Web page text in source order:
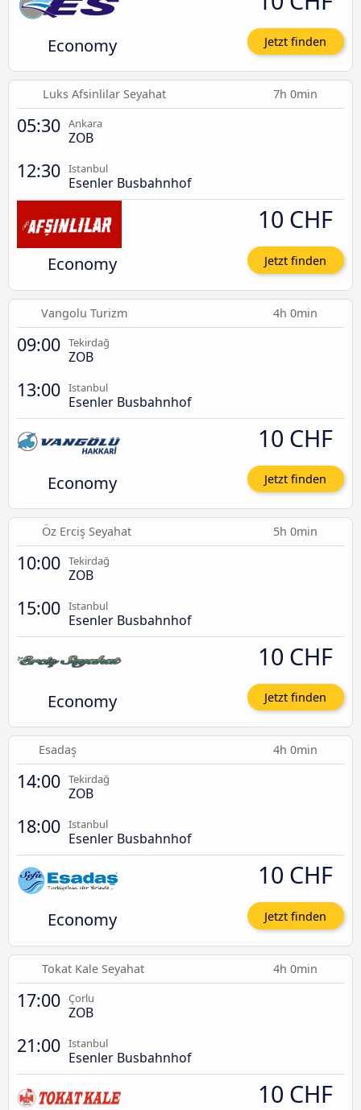
Economy Jetzt finden
Luks Afsinlilar Seyahat 7h 0min
05:30 Ankara
ZOB
12:30 Istanbul
Esenler Busbahnhof
Economy
10 CHF
Jetzt finden
Vangolu Turizm 4h 0min
09:00 Tekirdağ
ZOB
13:00 Istanbul
Esenler Busbahnhof
Economy
10 CHF
Jetzt finden
Öz Erciş Seyahat 5h 0min
10:00 Tekirdağ
ZOB
15:00 Istanbul
Esenler Busbahnhof
Economy
10 CHF
Jetzt finden
Esadaş 4h 0min
14:00 Tekirdağ
ZOB
18:00 Istanbul
Esenler Busbahnhof
Economy
10 CHF
Jetzt finden
Tokat Kale Seyahat 4h 0min
17:00 Çorlu
ZOB
21:00 Istanbul
Esenler Busbahnhof
10 CHF